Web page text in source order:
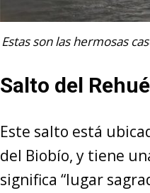
Estas son las hermosas
Salto del
Este salto está
del Biobío, y tiene
significa “lugar